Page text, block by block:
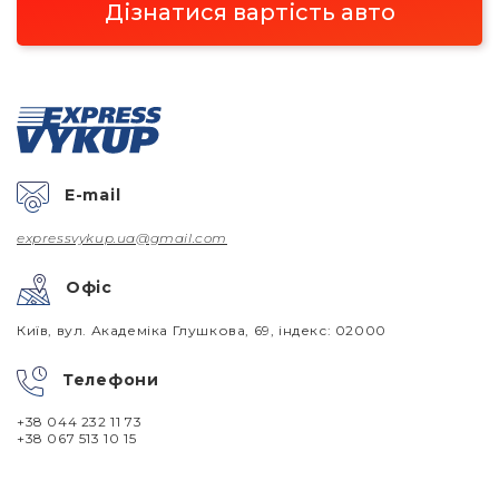
Дізнатися вартість авто
E-mail
expressvykup.ua@gmail.com
Офіс
Київ, вул. Академіка Глушкова, 69, індекс: 02000
Телефони
+38 044 232 11 73
+38 067 513 10 15